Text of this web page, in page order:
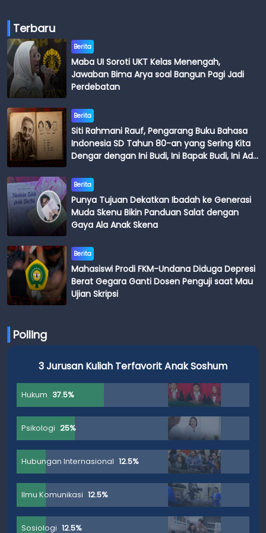
Terbaru
Berita
Maba UI Soroti UKT Kelas Menengah,
Jawaban Bima Arya soal Bangun Pagi Jadi
Perdebatan
Berita
Siti Rahmani Rauf, Pengarang Buku Bahasa
Indonesia SD Tahun 80-an yang Sering Kita
Dengar dengan Ini Budi, Ini Bapak Budi, Ini Adik
Berita
Punya Tujuan Dekatkan Ibadah ke Generasi
Muda Skenu Bikin Panduan Salat dengan
Gaya Ala Anak Skena
Berita
Mahasiswi Prodi FKM-Undana Diduga Depresi
Berat Gegara Ganti Dosen Penguji saat Mau
Ujian Skripsi
Polling
3 Jurusan Kuliah Terfavorit Anak Soshum
Hukum 37.5%
Psikologi 25%
Hubungan Internasional 12.5%
Ilmu Komunikasi 12.5%
Sosiologi 12.5%